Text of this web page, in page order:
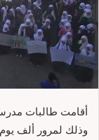
أقامت طالبات
وذلك لمرور ألف